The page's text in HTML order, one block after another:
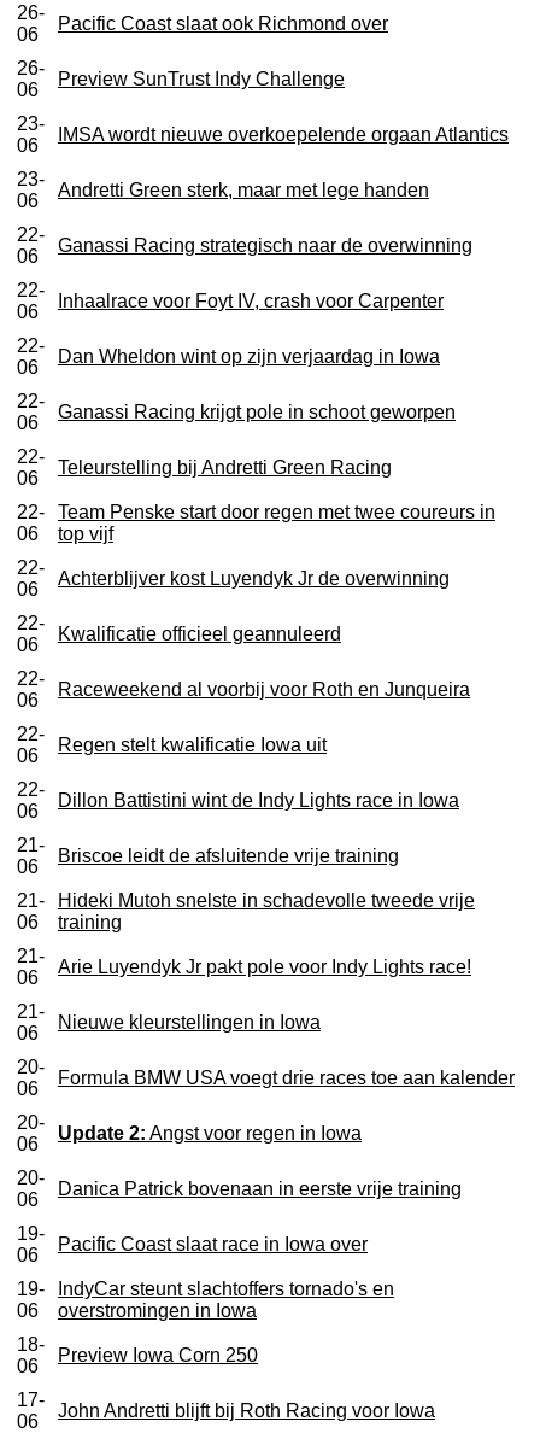
26-
06
Pacific Coast slaat ook Richmond over
26-
06
Preview SunTrust Indy Challenge
23-
06
IMSA wordt nieuwe overkoepelende orgaan Atlantics
23-
06
Andretti Green sterk, maar met lege handen
22-
06
Ganassi Racing strategisch naar de overwinning
22-
06
Inhaalrace voor Foyt IV, crash voor Carpenter
22-
06
Dan Wheldon wint op zijn verjaardag in Iowa
22-
06
Ganassi Racing krijgt pole in schoot geworpen
22-
06
Teleurstelling bij Andretti Green Racing
22-
06
Team Penske start door regen met twee coureurs in
top vijf
22-
06
Achterblijver kost Luyendyk Jr de overwinning
22-
06
Kwalificatie officieel geannuleerd
22-
06
Raceweekend al voorbij voor Roth en Junqueira
22-
06
Regen stelt kwalificatie Iowa uit
22-
06
Dillon Battistini wint de Indy Lights race in Iowa
21-
06
Briscoe leidt de afsluitende vrije training
21-
06
Hideki Mutoh snelste in schadevolle tweede vrije
training
21-
06
Arie Luyendyk Jr pakt pole voor Indy Lights race!
21-
06
Nieuwe kleurstellingen in Iowa
20-
06
Formula BMW USA voegt drie races toe aan kalender
20-
06
Update 2: Angst voor regen in Iowa
20-
06
Danica Patrick bovenaan in eerste vrije training
19-
06
Pacific Coast slaat race in Iowa over
19-
06
IndyCar steunt slachtoffers tornado's en
overstromingen in Iowa
18-
06
Preview Iowa Corn 250
17-
06
John Andretti blijft bij Roth Racing voor Iowa